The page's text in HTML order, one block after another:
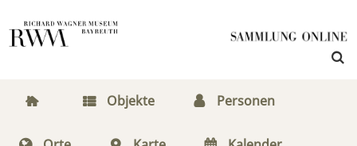
Objekte Personen